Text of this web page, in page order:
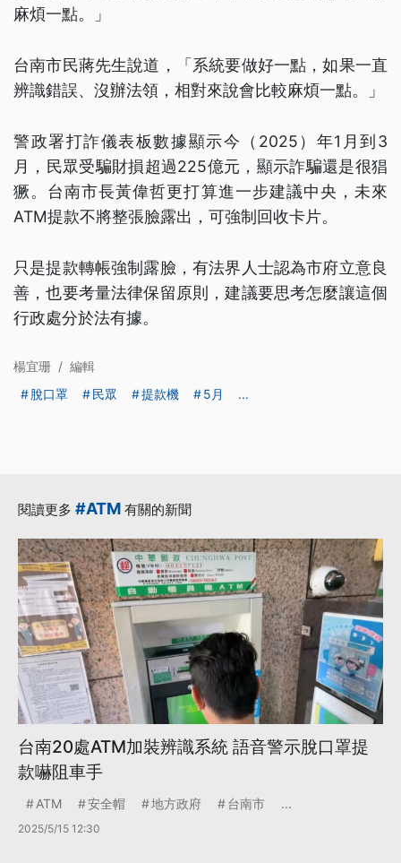
麻煩一點。」
台南市民蔣先生說道，「系統要做好一點，如果一直
辨識錯誤、沒辦法領，相對來說會比較麻煩一點。」
警政署打詐儀表板數據顯示今（2025）年1月到3
月，民眾受騙財損超過225億元，顯示詐騙還是很猖
獗。台南市長黃偉哲更打算進一步建議中央，未來
ATM提款不將整張臉露出，可強制回收卡片。
只是提款轉帳強制露臉，有法界人士認為市府立意良
善，也要考量法律保留原則，建議要思考怎麼讓這個
行政處分於法有據。
楊宜珊 / 編輯
脫口罩
民眾 提款機 5月 ...
閱讀更多 #ATM 有關的新聞
台南20處ATM加裝辨識系統 語音警示脫口罩提
款嚇阻車手
ATM 安全帽 地方政府 台南市 ...
2025/5/15 12:30